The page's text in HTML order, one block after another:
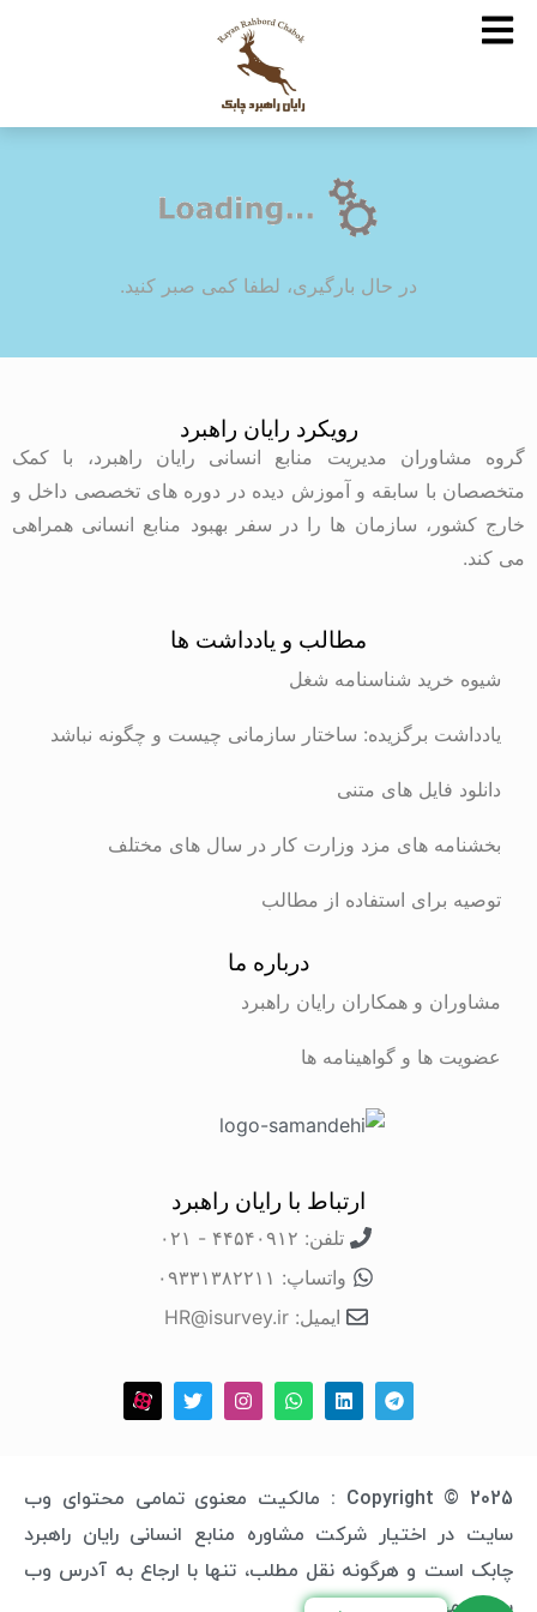
در حال بارگیری، لطفا کمی صبر کنید.
رویکرد رایان راهبرد
گروه مشاوران مدیریت منابع انسانی رایان راهبرد، با کمک
متخصصان با سابقه و آموزش دیده در دوره های تخصصی داخل و
خارج کشور، سازمان ها را در سفر بهبود منابع انسانی همراهی
می کند.
مطالب و یادداشت ها
شیوه خرید شناسنامه شغل
یادداشت برگزیده: ساختار سازمانی چیست و چگونه نباشد
دانلود فایل های متنی
بخشنامه های مزد وزارت کار در سال های مختلف
توصیه برای استفاده از مطالب
درباره ما
مشاوران و همکاران رایان راهبرد
عضویت ها و گواهینامه ها
ارتباط با رایان راهبرد
تلفن: ۴۴۵۴۰۹۱۲ - ۰۲۱
واتساپ: ۰۹۳۳۱۳۸۲۲۱۱
ایمیل: HR@isurvey.ir
Copyright © 2025 : مالکیت معنوی تمامی محتوای وب
سایت در اختیار شرکت مشاوره منابع انسانی رایان راهبرد
چابک است و هرگونه نقل مطلب، تنها با ارجاع به آدرس وب